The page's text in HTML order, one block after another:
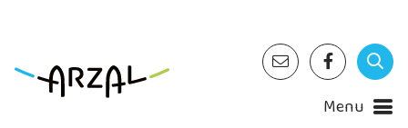
Menu